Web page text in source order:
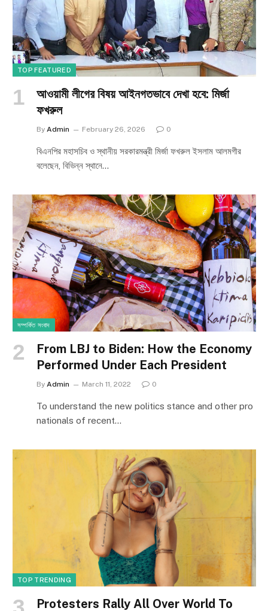
TOP FEATURED
আওয়ামী লীগের বিষয় আইনগতভাবে দেখা হবে: মির্জা
ফখরুল
By Admin February 26, 2026 0
বিএনপির মহাসচিব ও স্থানীয় সরকারমন্ত্রী মির্জা ফখরুল ইসলাম আলমগীর
বলেছেন, বিভিন্ন স্থানে…
সম্পর্কিত সংবাদ
From LBJ to Biden: How the Economy
Performed Under Each President
By Admin March 11, 2022 0
To understand the new politics stance and other pro
nationals of recent…
TOP TRENDING
Protesters Rally All Over World To